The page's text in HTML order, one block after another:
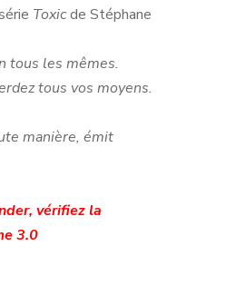
Toxicde Stéphane
tous les mêmes.
tous vos moyens.
manière, émit
vérifiez la
3.0